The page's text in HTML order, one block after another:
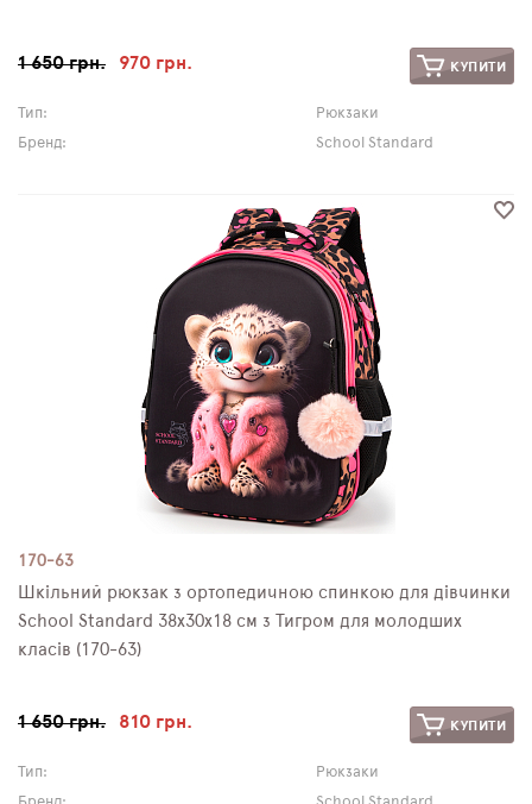
1 650 грн. 970 грн. КУПИТИ
Тип:
Рюкзаки
Бренд:
School Standard
170-63
Шкільний рюкзак з ортопедичною спинкою для дівчинки
School Standard 38х30х18 см з Тигром для молодших
класів (170-63)
1 650 грн. 810 грн. КУПИТИ
Тип:
Рюкзаки